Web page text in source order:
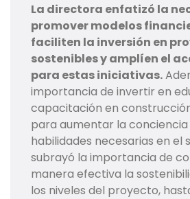
La directora enfatizó la
promover modelos
faciliten la inversión en
sostenibles y amplíen el
para estas iniciativas.
importancia de invertir en
capacitación en
para aumentar la conciencia
habilidades necesarias en el
subrayó la importancia de
manera efectiva la
los niveles del proyecto,